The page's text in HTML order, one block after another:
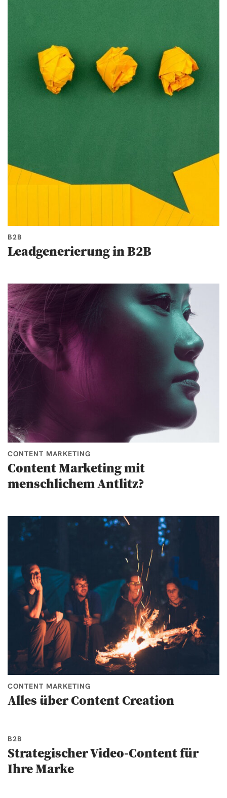
B2B
Leadgenerierung in B2B
CONTENT MARKETING
Content Marketing mit
menschlichem Antlitz?
CONTENT MARKETING
Alles über Content Creation
B2B
Strategischer Video-Content für
Ihre Marke